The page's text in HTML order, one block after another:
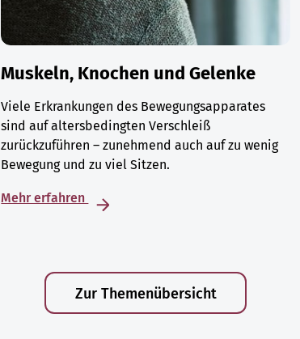
Muskeln, Knochen und Gelenke
Viele Erkrankungen des Bewegungsapparates
sind auf altersbedingten Verschleiß
zurückzuführen – zunehmend auch auf zu wenig
Bewegung und zu viel Sitzen.
Mehr erfahren
Zur Themenübersicht